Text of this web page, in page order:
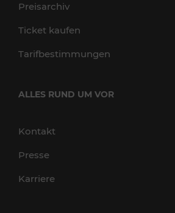
Preisarchiv
Ticket kaufen
Tarifbestimmungen
ALLES RUND UM VOR
Kontakt
Presse
Karriere